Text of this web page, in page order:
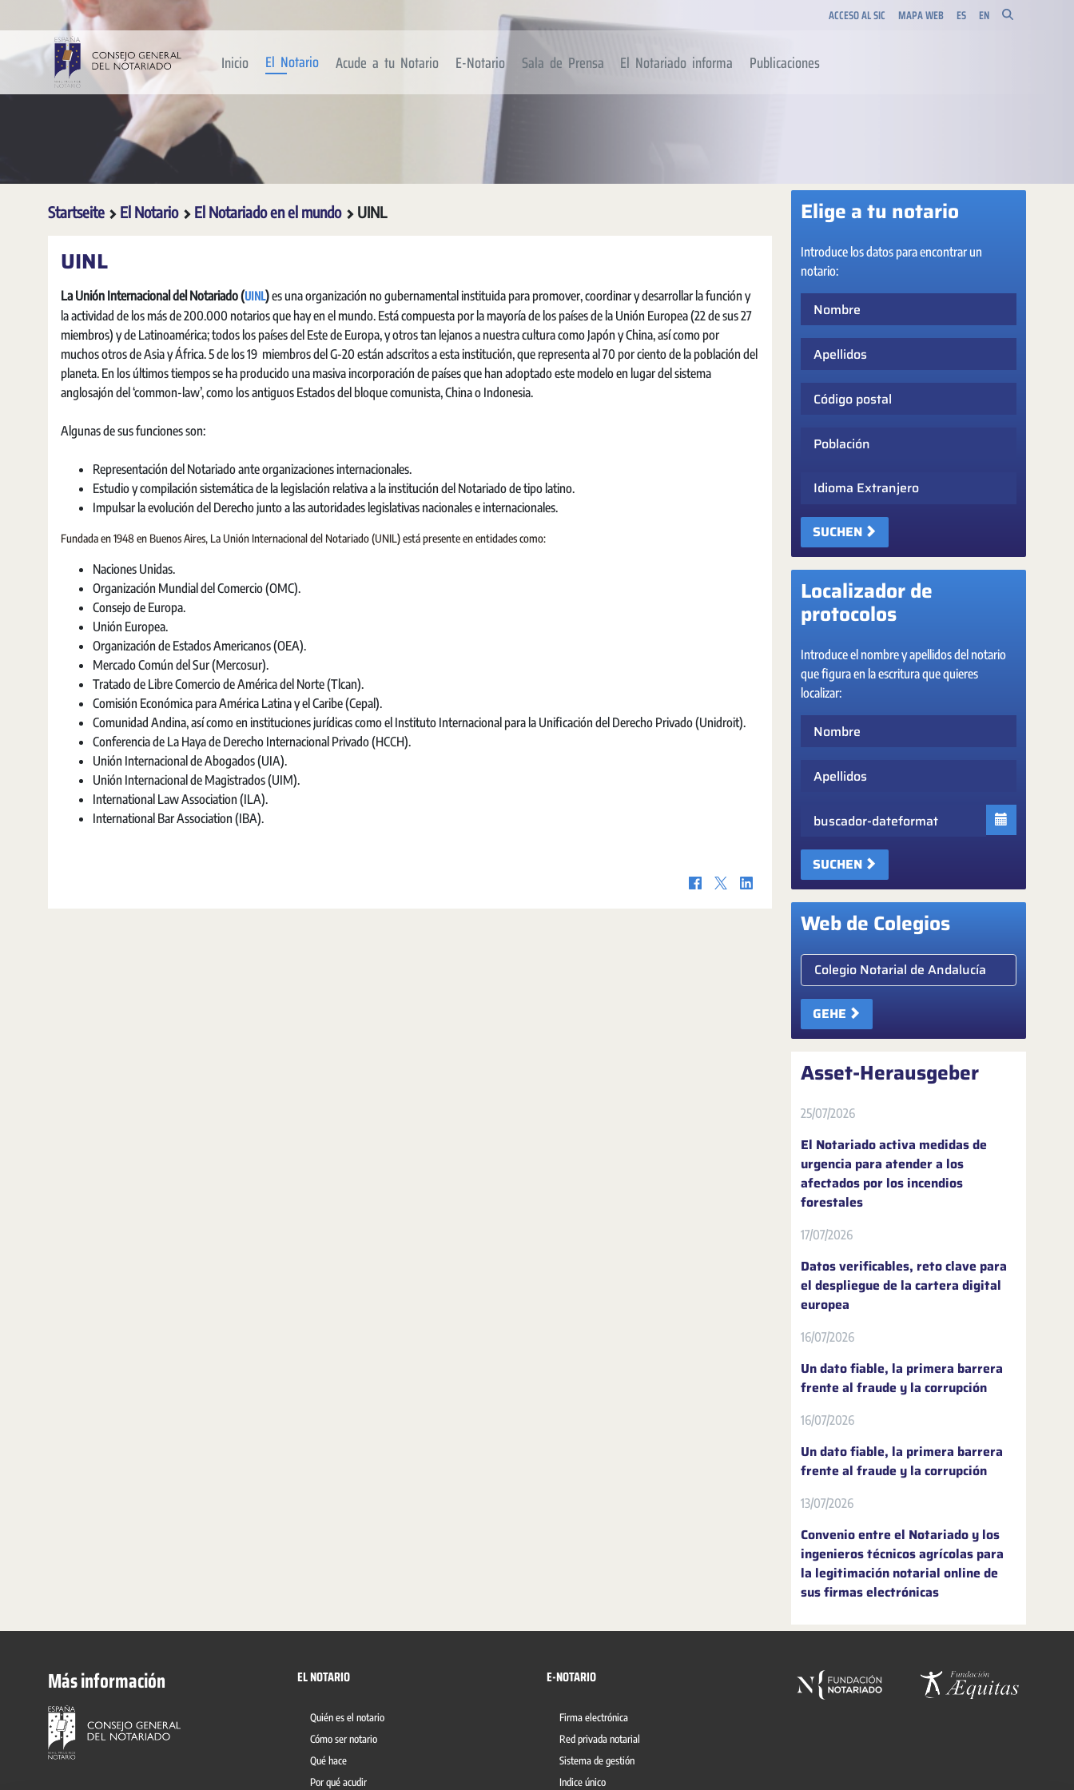
Zum Hauptinhalt springen ACCESO AL SIC MAPA WEB ES EN
Inicio El Notario Acude a tu Notario E-Notario Sala de Prensa El Notariado informa Publicaciones
Startseite El Notario El Notariado en el mundo UINL
UINL
La Unión Internacional del Notariado (UINL)es una organización no gubernamental instituida para promover, coordinar y desarrollar la función y
la actividad de los más de 200.000 notarios que hay en el mundo. Está compuesta por la mayoría de los países de la Unión Europea (22 de sus 27
miembros) y de Latinoamérica; todos los países del Este de Europa, y otros tan lejanos a nuestra cultura como Japón y China, así como por
muchos otros de Asia y África. 5 de los 19 miembros del G-20 están adscritos a esta institución, que representa al 70 por ciento de la población del
planeta. En los últimos tiempos se ha producido una masiva incorporación de países que han adoptado este modelo en lugar del sistema
anglosajón del ‘common-law’, como los antiguos Estados del bloque comunista, China o Indonesia.
Algunas de sus funciones son:
Representación del Notariado ante organizaciones internacionales.
Estudio y compilación sistemática de la legislación relativa a la institución del Notariado de tipo latino.
Impulsar la evolución del Derecho junto a las autoridades legislativas nacionales e internacionales.
Fundada en 1948 en Buenos Aires, La Unión Internacional del Notariado (UNIL) está presente en entidades como:
Naciones Unidas.
Organización Mundial del Comercio (OMC).
Consejo de Europa.
Unión Europea.
Organización de Estados Americanos (OEA).
Mercado Común del Sur (Mercosur).
Tratado de Libre Comercio de América del Norte (Tlcan).
Comisión Económica para América Latina y el Caribe (Cepal).
Comunidad Andina, así como en instituciones jurídicas como el Instituto Internacional para la Unificación del Derecho Privado (Unidroit).
Conferencia de La Haya de Derecho Internacional Privado (HCCH).
Unión Internacional de Abogados (UIA).
Unión Internacional de Magistrados (UIM).
International Law Association (ILA).
International Bar Association (IBA).
Elige a tu notario
Introduce los datos para encontrar un
notario:
Idioma Extranjero
SUCHEN
Localizador de
protocolos
Introduce el nombre y apellidos del notario
que figura en la escritura que quieres
localizar:
SUCHEN
Web de Colegios
Elige colegio notarial
GEHE
Asset-Herausgeber
25/07/2026
El Notariado activa medidas de
urgencia para atender a los
afectados por los incendios
forestales
17/07/2026
Datos verificables, reto clave para
el despliegue de la cartera digital
europea
16/07/2026
Un dato fiable, la primera barrera
frente al fraude y la corrupción
16/07/2026
Un dato fiable, la primera barrera
frente al fraude y la corrupción
13/07/2026
Convenio entre el Notariado y los
ingenieros técnicos agrícolas para
la legitimación notarial online de
sus firmas electrónicas
Más información EL NOTARIO
Quién es el notario
Cómo ser notario
Qué hace
Por qué acudir
E-NOTARIO
Firma electrónica
Red privada notarial
Sistema de gestión
Indice único